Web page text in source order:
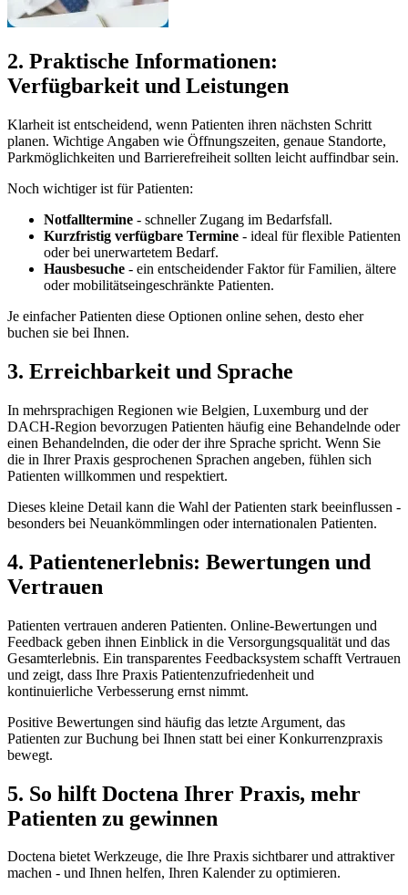
2. Praktische Informationen:
Verfügbarkeit und Leistungen
Klarheit ist entscheidend, wenn Patienten ihren nächsten Schritt
planen. Wichtige Angaben wie Öffnungszeiten, genaue Standorte,
Parkmöglichkeiten und Barrierefreiheit sollten leicht auffindbar sein.
Noch wichtiger ist für Patienten:
Notfalltermine - schneller Zugang im Bedarfsfall.
Kurzfristig verfügbare Termine - ideal für flexible Patienten
oder bei unerwartetem Bedarf.
Hausbesuche - ein entscheidender Faktor für Familien, ältere
oder mobilitätseingeschränkte Patienten.
Je einfacher Patienten diese Optionen online sehen, desto eher
buchen sie bei Ihnen.
3. Erreichbarkeit und Sprache
In mehrsprachigen Regionen wie Belgien, Luxemburg und der
DACH-Region bevorzugen Patienten häufig eine Behandelnde oder
einen Behandelnden, die oder der ihre Sprache spricht. Wenn Sie
die in Ihrer Praxis gesprochenen Sprachen angeben, fühlen sich
Patienten willkommen und respektiert.
Dieses kleine Detail kann die Wahl der Patienten stark beeinflussen -
besonders bei Neuankömmlingen oder internationalen Patienten.
4. Patientenerlebnis: Bewertungen und
Vertrauen
Patienten vertrauen anderen Patienten. Online-Bewertungen und
Feedback geben ihnen Einblick in die Versorgungsqualität und das
Gesamterlebnis. Ein transparentes Feedbacksystem schafft Vertrauen
und zeigt, dass Ihre Praxis Patientenzufriedenheit und
kontinuierliche Verbesserung ernst nimmt.
Positive Bewertungen sind häufig das letzte Argument, das
Patienten zur Buchung bei Ihnen statt bei einer Konkurrenzpraxis
bewegt.
5. So hilft Doctena Ihrer Praxis, mehr
Patienten zu gewinnen
Doctena bietet Werkzeuge, die Ihre Praxis sichtbarer und attraktiver
machen - und Ihnen helfen, Ihren Kalender zu optimieren.